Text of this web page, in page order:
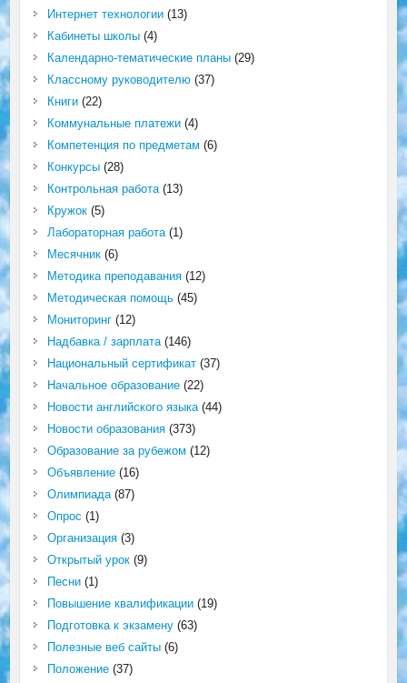
Интернет технологии(13)
Кабинеты школы(4)
Календарно-тематические планы(29)
Классному руководителю(37)
Книги(22)
Коммунальные платежи(4)
Компетенция по предметам (6)
Конкурсы(28)
Контрольная работа(13)
Кружок(5)
Лабораторная работа(1)
Месячник(6)
Методика преподавания(12)
Методическая помощь(45)
Мониторинг(12)
Надбавка / зарплата(146)
Национальный сертификат(37)
Начальное образование(22)
Новости английского языка(44)
Новости образования(373)
Образование за рубежом (12)
Объявление(16)
Олимпиада(87)
Опрос (1)
Организация(3)
Открытый урок(9)
Песни(1)
Повышение квалификации(19)
Подготовка к экзамену(63)
Полезные веб сайты(6)
Положение(37)